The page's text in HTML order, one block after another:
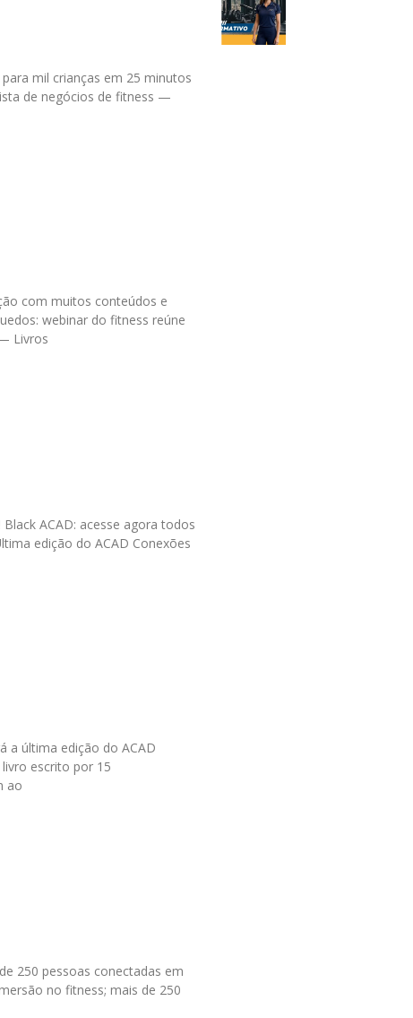
mil crianças em 25 minutos
de negócios de fitness —
com muitos conteúdos e
webinar do fitness reúne
Livros
ACAD: acesse agora todos
edição do ACAD Conexões
a última edição do ACAD
escrito por 15
ao
250 pessoas conectadas em
no fitness; mais de 250